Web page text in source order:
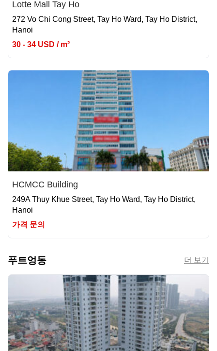
Lotte Mall Tay Ho
272 Vo Chi Cong Street, Tay Ho Ward, Tay Ho District,
Hanoi
30 - 34 USD / m²
HCMCC Building
249A Thuy Khue Street, Tay Ho Ward, Tay Ho District,
Hanoi
가격 문의
푸트엉동 더 보기